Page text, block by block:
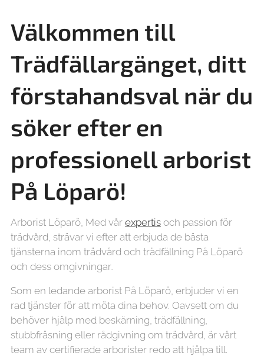
Välkommen till
Trädfällargänget, ditt
förstahandsval när du
söker efter en
professionell arborist
På Löparö!
Arborist Löparö, Med vår expertis och passion för
trädvård, strävar vi efter att erbjuda de bästa
tjänsterna inom trädvård och trädfällning På Löparö
och dess omgivningar..
Som en ledande arborist På Löparö, erbjuder vi en
rad tjänster för att möta dina behov. Oavsett om du
behöver hjälp med beskärning, trädfällning,
stubbfräsning eller rådgivning om trädvård, är vårt
team av certifierade arborister redo att hjälpa till.